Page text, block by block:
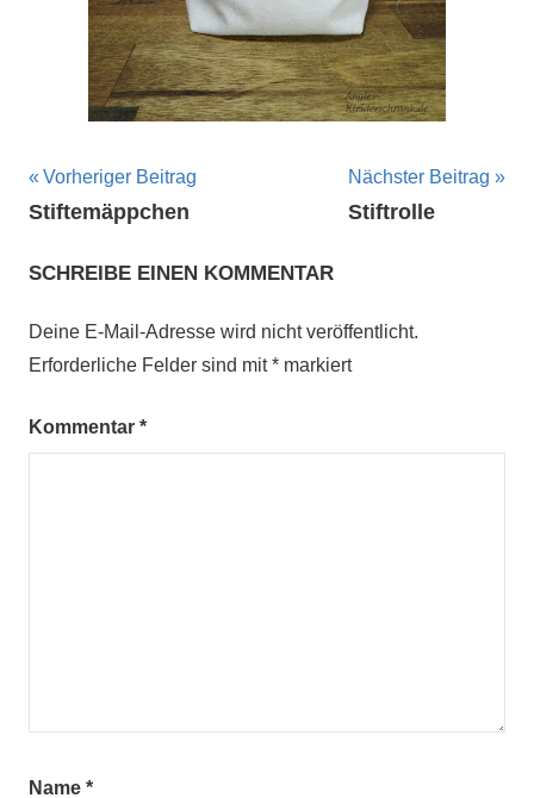
Beitragsnavigation
Vorheriger Beitrag
Stiftemäppchen
Nächster Beitrag
Stiftrolle
SCHREIBE EINEN KOMMENTAR
Deine E-Mail-Adresse wird nicht veröffentlicht.
Erforderliche Felder sind mit* markiert
Kommentar *
Name *